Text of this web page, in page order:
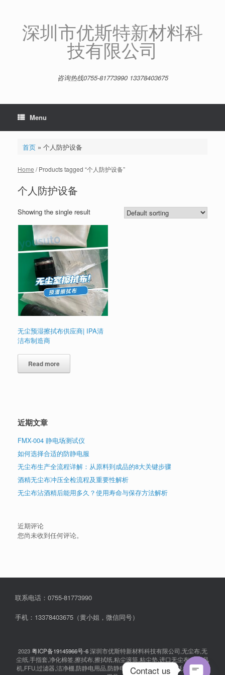
深圳市优斯特新材料科
技有限公司
咨询热线0755-81773990 13378403675
Menu
首页» 个人防护设备
Home / Products tagged “个人防护设备”
个人防护设备
Showing the single result
无尘预湿擦拭布供应商| IPA清
洁布制造商
Read more
近期文章
FMX-004 静电场测试仪
如何选择合适的防静电服
无尘布生产全流程详解：从原料到成品的8大关键步骤
酒精无尘布冲压全检流程及重要性解析
无尘布沾酒精后能用多久？使用寿命与保存方法解析
近期评论
您尚未收到任何评论。
联系电话：0755-81773990
手机：13378403675（黄小姐，微信同号）
2023粤ICP备19145966号-6深圳市优斯特新材料科技有限公司,无尘布,无
尘纸,手指套,净化棉签,擦拭布,擦拭纸,粘尘滚筒,粘尘垫,进口无尘布,离子风
机,FFU,过滤器,洁净棚,防静电用品,防静电衣服,无尘室消耗品,耗材,实验室
Contact us